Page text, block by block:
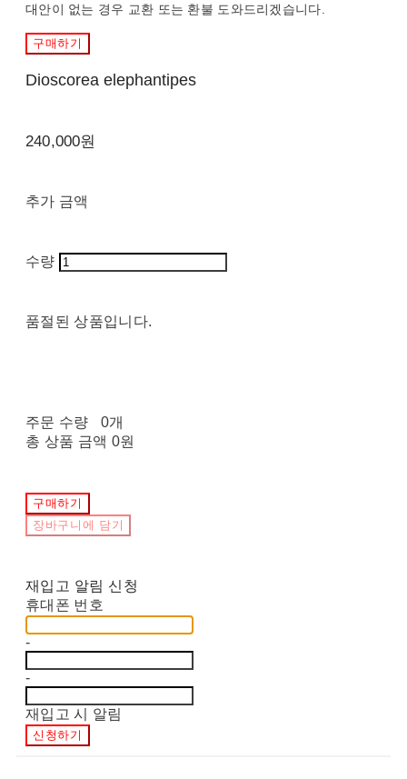
대안이 없는 경우 교환 또는 환불 도와드리겠습니다.
구매하기
Dioscorea elephantipes
240,000원
추가 금액
수량
품절된 상품입니다.
주문 수량
0개
총 상품 금액 0원
구매하기
장바구니에 담기
재입고 알림 신청
휴대폰 번호
-
-
재입고 시 알림
신청하기